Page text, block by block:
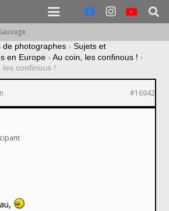
de photographes › Sujets et
en Europe › Au coin, les confinous ! ›
les confinous !
#16942